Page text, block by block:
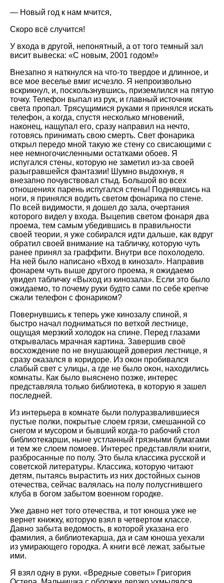
— Новый год к нам мчится,
Скоро всё случится!
У входа в другой, непонятный, а от того темный зал
висит вывеска: «С новым, 2001 годом!»
Внезапно я наткнулся на что-то твердое и длинное, и
все мое веселье вмиг исчезло. Я непроизвольно
вскрикнул, и, поскользнувшись, приземлился на пятую
точку. Телефон выпал из рук, и главный источник
света пропал. Трясущимися руками я принялся искать
телефон, а когда, спустя несколько мгновений,
наконец, нащупал его, сразу направил на нечто,
готовясь принимать свою смерть. Свет фонарика
открыл передо мной такую же стену со свисающими с
нее немногочисленными остатками обоев. Я
испугался стены, которую не заметил из-за своей
разыгравшейся фантазии! Шумно выдохнув, я
внезапно почувствовал стыд. Большой во всех
отношениях парень испугался стены! Поднявшись на
ноги, я принялся водить светом фонарика по стене.
По всей видимости, я дошел до зала, очертания
которого видел у входа. Выцепив светом фонаря два
проема, тем самым убедившись в правильности
своей теории, я уже собирался идти дальше, как вдруг
обратил своей внимание на табличку, которую чуть
ранее принял за граффити. Внутри все похолодело.
На ней было написано «Вход в кинозал». Направив
фонарем чуть выше другого проема, я ожидаемо
увидел табличку «Выход из кинозала». Если это было
ожидаемо, то почему руки будто сами по себе крепче
сжали телефон с фонариком?
Повернувшись к теперь уже кинозалу спиной, я
быстро начал подниматься по ветхой лестнице,
ощущая мерзкий холодок на спине. Перед глазами
открывалась мрачная картина. Завершив своё
восхождение по не внушающей доверия лестнице, я
сразу оказался в коридоре. Из окон пробивался
слабый свет с улицы, а где не было окон, находились
комнаты. Как было выяснено позже, интерес
представляла только библиотека, в которую я зашел
последней.
Из интерьера в комнате были полуразвалившиеся
пустые полки, покрытые слоем грязи, смешанной со
снегом и мусором и бывший когда-то рабочий стол
библиотекарши, ныне устланный грязными бумагами
и тем же слоем помоев. Интерес представляли книги,
разбросанные по полу. Это была классика русской и
советской литературы. Классика, которую читают
детям, пытаясь вырастить из них достойных сынов
отечества, сейчас валялась на полу полусгнившего
клуба в богом забытом военном городке.
Уже давно нет того отечества, и тот юноша уже не
вернет книжку, которую взял в четвертом классе.
Давно забыта ведомость, в которой указана его
фамилия, а библиотекарша, да и сам юноша уехали
из умирающего городка. А книги всё лежат, забытые
ими.
Я взял одну в руки. «Вредные советы» Григория